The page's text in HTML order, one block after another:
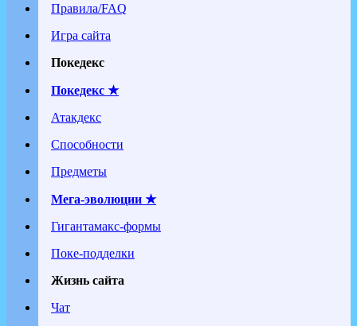
Правила/FAQ
Игра сайта
Покедекс
Покедекс ★
Атакдекс
Способности
Предметы
Мега-эволюции ★
Гигантамакс-формы
Поке-подделки
Жизнь сайта
Чат